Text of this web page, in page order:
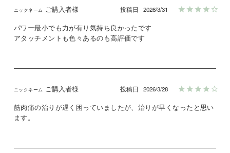
ご購入者様 投稿日 2026/3/31
パワー最小でも力が有り気持ち良かったです
アタッチメントも色々あるのも高評価です
ご購入者様 投稿日 2026/3/28
筋肉痛の治りが遅く困っていましたが、治りが早くなったと思い
ます。